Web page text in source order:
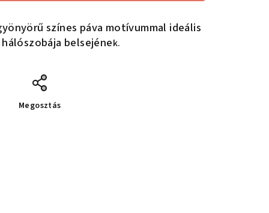
színes páva motívummal ideális
belsejének.
Megosztás